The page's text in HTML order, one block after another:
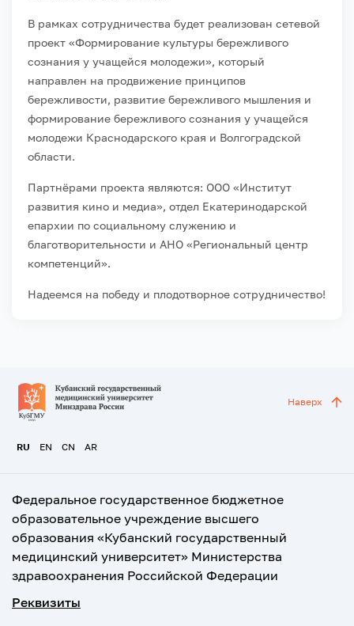
В рамках сотрудничества будет реализован сетевой
проект «Формирование культуры бережливого
сознания у учащейся молодежи», который
направлен на продвижение принципов
бережливости, развитие бережливого мышления и
формирование бережливого сознания у учащейся
молодежи Краснодарского края и Волгоградской
области.
Партнёрами проекта являются: ООО «Институт
развития кино и медиа», отдел Екатеринодарской
епархии по социальному служению и
благотворительности и АНО «Региональный центр
компетенций».
Надеемся на победу и плодотворное сотрудничество!
RU EN CN AR
Наверх
Федеральное государственное бюджетное
образовательное учреждение высшего
образования «Кубанский государственный
медицинский университет» Министерства
здравоохранения Российской Федерации
Реквизиты